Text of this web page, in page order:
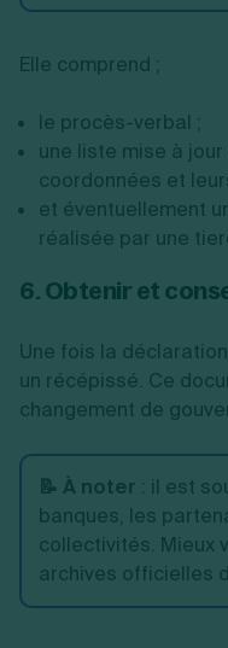
Elle comprend ;
le procès-verbal ;
une liste mise à
coordonnées et
et éventuellement
réalisée par une
6. Obtenir et
Une fois la
un récépissé. Ce
changement de
📝 À noter : il est
banques, les
collectivités. Mieux
archives officielles